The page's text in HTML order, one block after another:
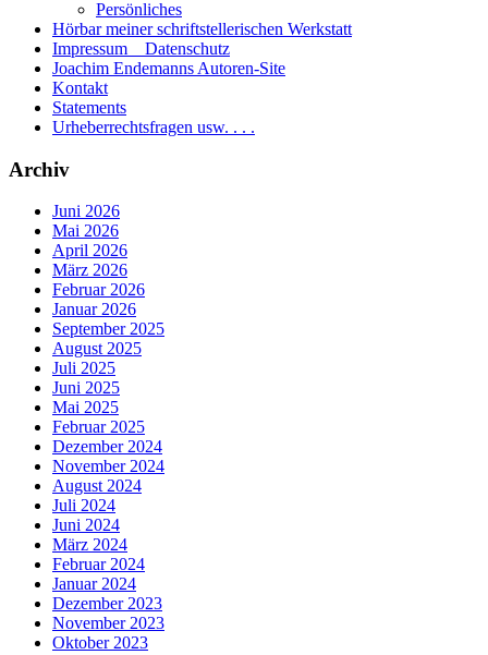
Persönliches
Hörbar meiner schriftstellerischen Werkstatt
Impressum _ Datenschutz
Joachim Endemanns Autoren-Site
Kontakt
Statements
Urheberrechtsfragen usw. . . .
Archiv
Juni 2026
Mai 2026
April 2026
März 2026
Februar 2026
Januar 2026
September 2025
August 2025
Juli 2025
Juni 2025
Mai 2025
Februar 2025
Dezember 2024
November 2024
August 2024
Juli 2024
Juni 2024
März 2024
Februar 2024
Januar 2024
Dezember 2023
November 2023
Oktober 2023